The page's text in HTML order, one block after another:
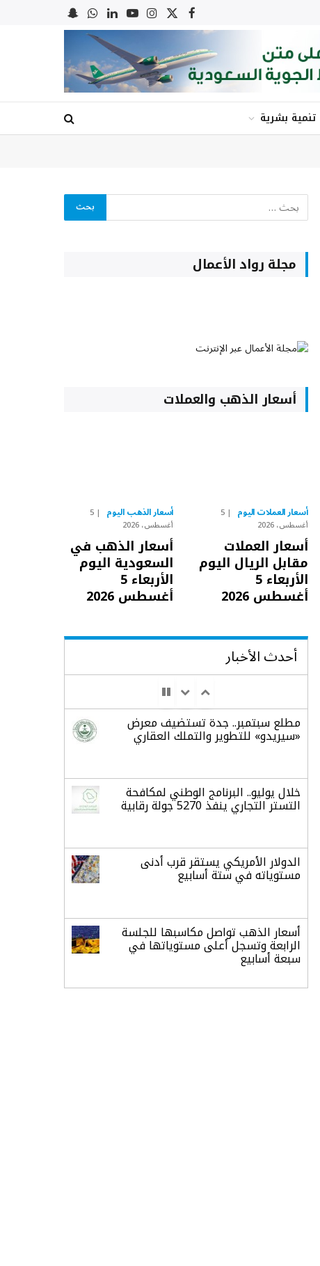
فيسبوك
X
(Twitter)
الانستغرام
يوتيوبلينكدإنواتسابSnapchat
تنمية بشرية
مجلة رواد الأعمال
أسعار الذهب والعملات
أسعار العملات اليوم 5
أغسطس، 2026
أسعار العملات
مقابل الريال اليوم
الأربعاء 5
أغسطس 2026
أسعار الذهب اليوم 5
أغسطس، 2026
أسعار الذهب في
السعودية اليوم
الأربعاء 5
أغسطس 2026
أحدث الأخبار
مطلع سبتمبر.. جدة تستضيف معرض
«سيريدو» للتطوير والتملك العقاري
خلال يوليو.. البرنامج الوطني لمكافحة
التستر التجاري ينفذ 5270 جولة رقابية
الدولار الأمريكي يستقر قرب أدنى
مستوياته في ستة أسابيع
أسعار الذهب تواصل مكاسبها للجلسة
الرابعة وتسجل أعلى مستوياتها في
سبعة أسابيع